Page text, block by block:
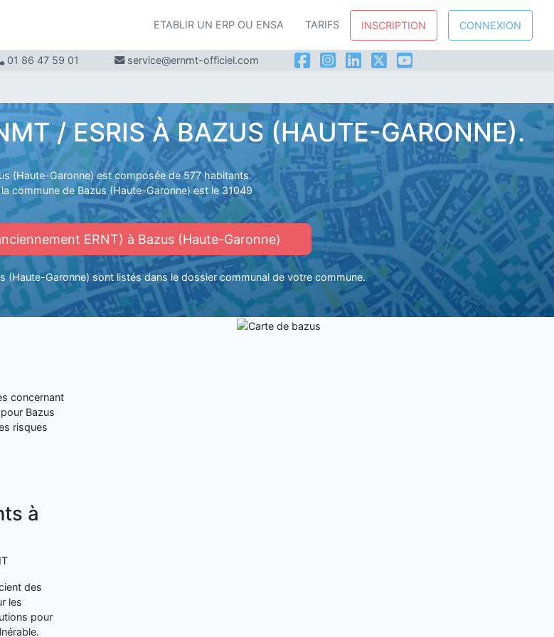
ETABLIR UN ERP OU ENSA TARIFS INSCRIPTION CONNEXION
01 86 47 59 01 service@ernmt-officiel.com
/ ESRIS À BAZUS (HAUTE-GARONNE).
(Haute-Garonne) est composée de 577 habitants.
commune de Bazus (Haute-Garonne) est le 31049
ERNT) à Bazus (Haute-Garonne)
(Haute-Garonne) sont listés dans le dossier communal de votre commune.
concernant
Bazus
risques
à
des
les
pour